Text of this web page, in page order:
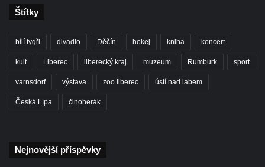
Štítky
bílí tygři divadlo Děčín hokej kniha koncert
kult Liberec liberecký kraj muzeum Rumburk sport
varnsdorf výstava zoo liberec ústí nad labem
Česká Lípa činoherák
Nejnovější příspěvky